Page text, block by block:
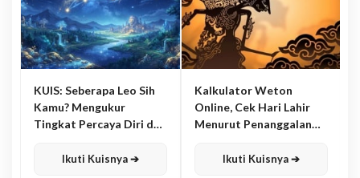
KUIS: Seberapa Leo Sih
Kamu? Mengukur
Tingkat Percaya Diri dan
Ikuti Kuisnya ➔
Kalkulator Weton
Online, Cek Hari Lahir
Menurut Penanggalan
Ikuti Kuisnya ➔